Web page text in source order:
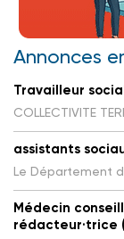
Annonces
Travailleur
COLLECTIVITE
assistants
Le Département
Médecin
rédacteur·trice